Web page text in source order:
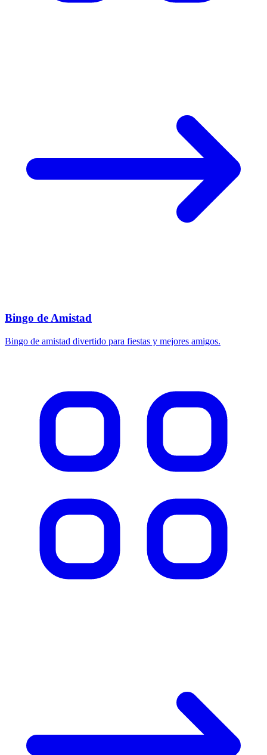
Bingo de Amistad
Bingo de amistad divertido para fiestas y mejores amigos.